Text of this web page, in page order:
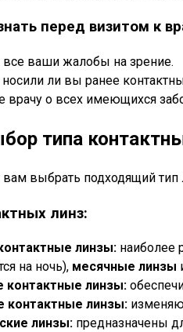
перед визитом к
ваши жалобы на зрение.
ли вы ранее
врачу о всех имеющихся
типа
выбрать подходящий тип
линз:
линзы: наиболее
на ночь), месячные линзы
контактные линзы:
контактные линзы:
линзы: предназначены